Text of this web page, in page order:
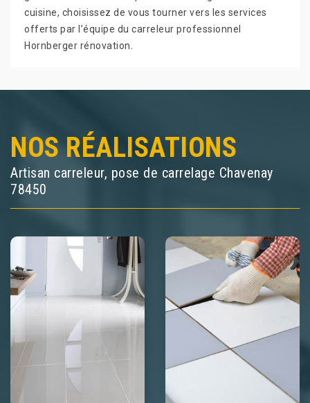
cuisine, choisissez de vous tourner vers les services
offerts par l’équipe du carreleur professionnel
Hornberger rénovation.
NOS RÉALISATIONS
Artisan carreleur, pose de carrelage Chavenay
78450